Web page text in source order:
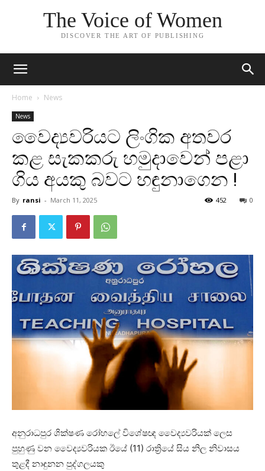
The Voice of Women
DISCOVER THE ART OF PUBLISHING
Home News
News
වෛද්‍යවරියට ලිංගික අතවර
කළ සැකකරු හමුදාවෙන් පළා
ගිය අයකු බවට හඳුනාගෙන !
By ransi - March 11, 2025 0
452
අනුරාධපුර ශික්ෂණ රෝහලේ විශේෂඥ වෛද්‍යවරියක් ලෙස
පුහුණු වන වෛද්‍යවරියක ඊයේ (11) රාත්‍රියේ සිය නිල නිවාසය
තුළදී නාඳුනන පුද්ගලයකු